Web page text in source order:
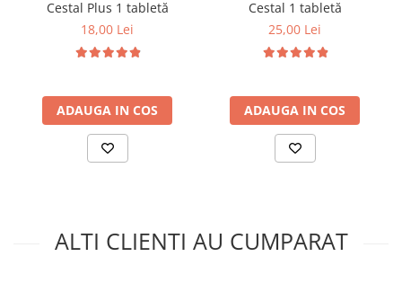
Cestal Plus 1 tabletă
18,00 Lei
ADAUGA IN COS
Cestal 1 tabletă
25,00 Lei
ADAUGA IN COS
ALTI CLIENTI AU CUMPARAT